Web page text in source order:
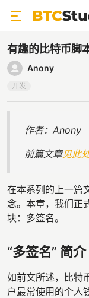
有趣的比特币脚
Anony
开发
作者：Anony
前篇文章见此
在本系列的上一篇
念。本章，我们正
块：多签名。
“多签名” 简介
如前文所述，比特
户最常使用的个人